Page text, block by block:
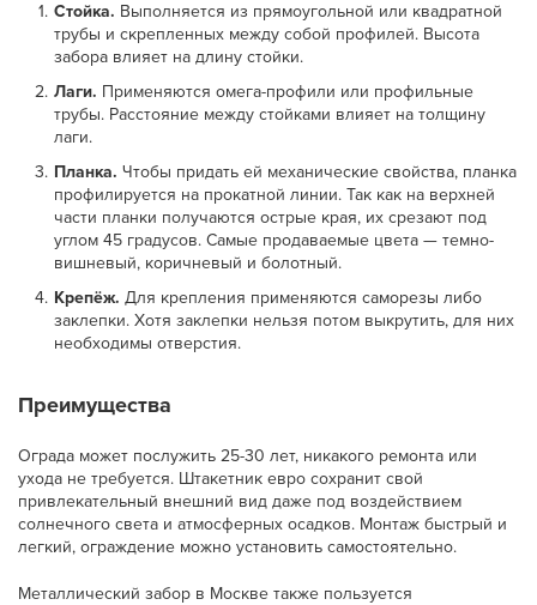
Стойка. Выполняется из прямоугольной или квадратной
трубы и скрепленных между собой профилей. Высота
забора влияет на длину стойки.
Лаги. Применяются омега-профили или профильные
трубы. Расстояние между стойками влияет на толщину
лаги.
Планка. Чтобы придать ей механические свойства, планка
профилируется на прокатной линии. Так как на верхней
части планки получаются острые края, их срезают под
углом 45 градусов. Самые продаваемые цвета — темно-
вишневый, коричневый и болотный.
Крепёж. Для крепления применяются саморезы либо
заклепки. Хотя заклепки нельзя потом выкрутить, для них
необходимы отверстия.
Преимущества
Ограда может послужить 25-30 лет, никакого ремонта или
ухода не требуется. Штакетник евро сохранит свой
привлекательный внешний вид даже под воздействием
солнечного света и атмосферных осадков. Монтаж быстрый и
легкий, ограждение можно установить самостоятельно.
Металлический забор в Москве также пользуется